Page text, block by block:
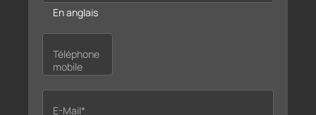
En anglais
Téléphone
mobile
E-Mail*